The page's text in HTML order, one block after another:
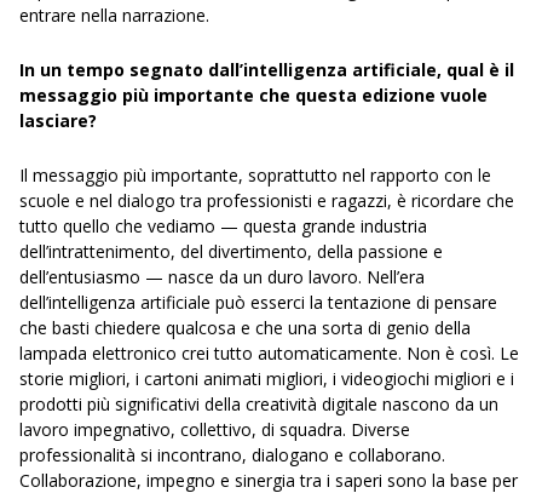
entrare nella narrazione.
In un tempo segnato dall’intelligenza artificiale, qual è il
messaggio più importante che questa edizione vuole
lasciare?
Il messaggio più importante, soprattutto nel rapporto con le
scuole e nel dialogo tra professionisti e ragazzi, è ricordare che
tutto quello che vediamo — questa grande industria
dell’intrattenimento, del divertimento, della passione e
dell’entusiasmo — nasce da un duro lavoro. Nell’era
dell’intelligenza artificiale può esserci la tentazione di pensare
che basti chiedere qualcosa e che una sorta di genio della
lampada elettronico crei tutto automaticamente. Non è così. Le
storie migliori, i cartoni animati migliori, i videogiochi migliori e i
prodotti più significativi della creatività digitale nascono da un
lavoro impegnativo, collettivo, di squadra. Diverse
professionalità si incontrano, dialogano e collaborano.
Collaborazione, impegno e sinergia tra i saperi sono la base per